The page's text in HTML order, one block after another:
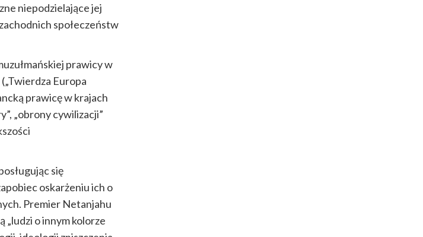
niepodzielające jej
społeczeństw
prawicy w
Europa
prawicę w krajach
„obrony cywilizacji”
się
oskarżeniu ich o
Premier Netanjahu
„ludzi o innym kolorze